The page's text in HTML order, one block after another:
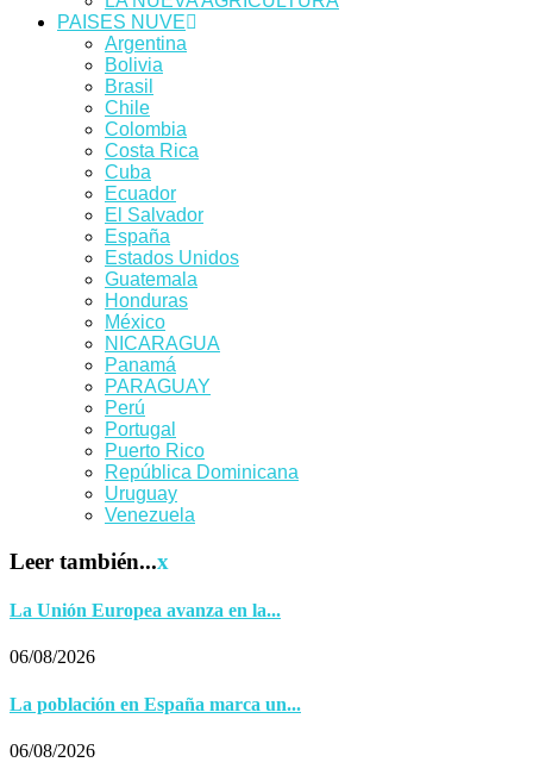
PAISES NUVE
Argentina
Bolivia
Brasil
Chile
Colombia
Costa Rica
Cuba
Ecuador
El Salvador
España
Estados Unidos
Guatemala
Honduras
México
NICARAGUA
Panamá
PARAGUAY
Perú
Portugal
Puerto Rico
República Dominicana
Uruguay
Venezuela
Leer también...x
La Unión Europea avanza en la...
06/08/2026
La población en España marca un...
06/08/2026